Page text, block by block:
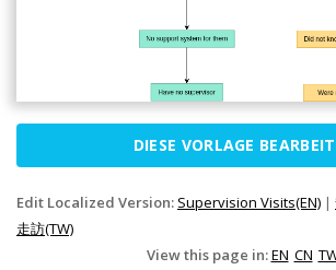
DIESE VORLAGE
Edit Localized Version: Supervision Visits(EN) |
走訪(TW)
View this page in:EN CN